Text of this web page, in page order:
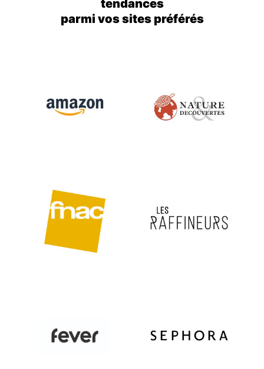
tendances
parmi vos sites préférés